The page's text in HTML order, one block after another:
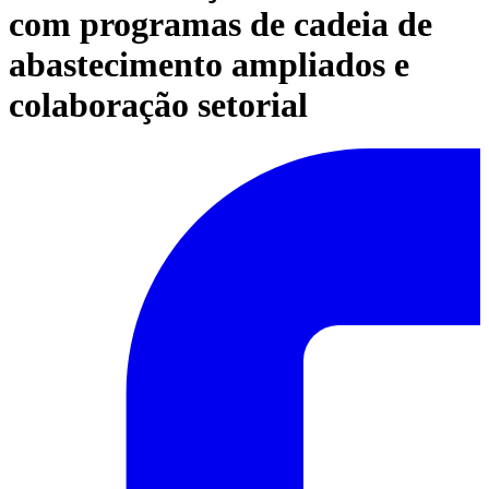
com programas de cadeia de
abastecimento ampliados e
colaboração setorial